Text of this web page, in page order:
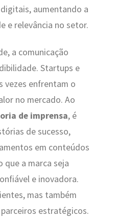
aumentando a
e relevância no setor.
a comunicação
Startups e
vezes enfrentam o
no mercado. Ao
de imprensa, é
de sucesso,
em conteúdos
a marca seja
e inovadora.
mas também
estratégicos.